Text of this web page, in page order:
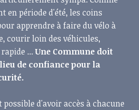
en période d'été, les coins
apprendre à faire du vélo à
courir loin des véhicules,
...Une Commune doit
de confiance pour la
possible d'avoir accès à chacune